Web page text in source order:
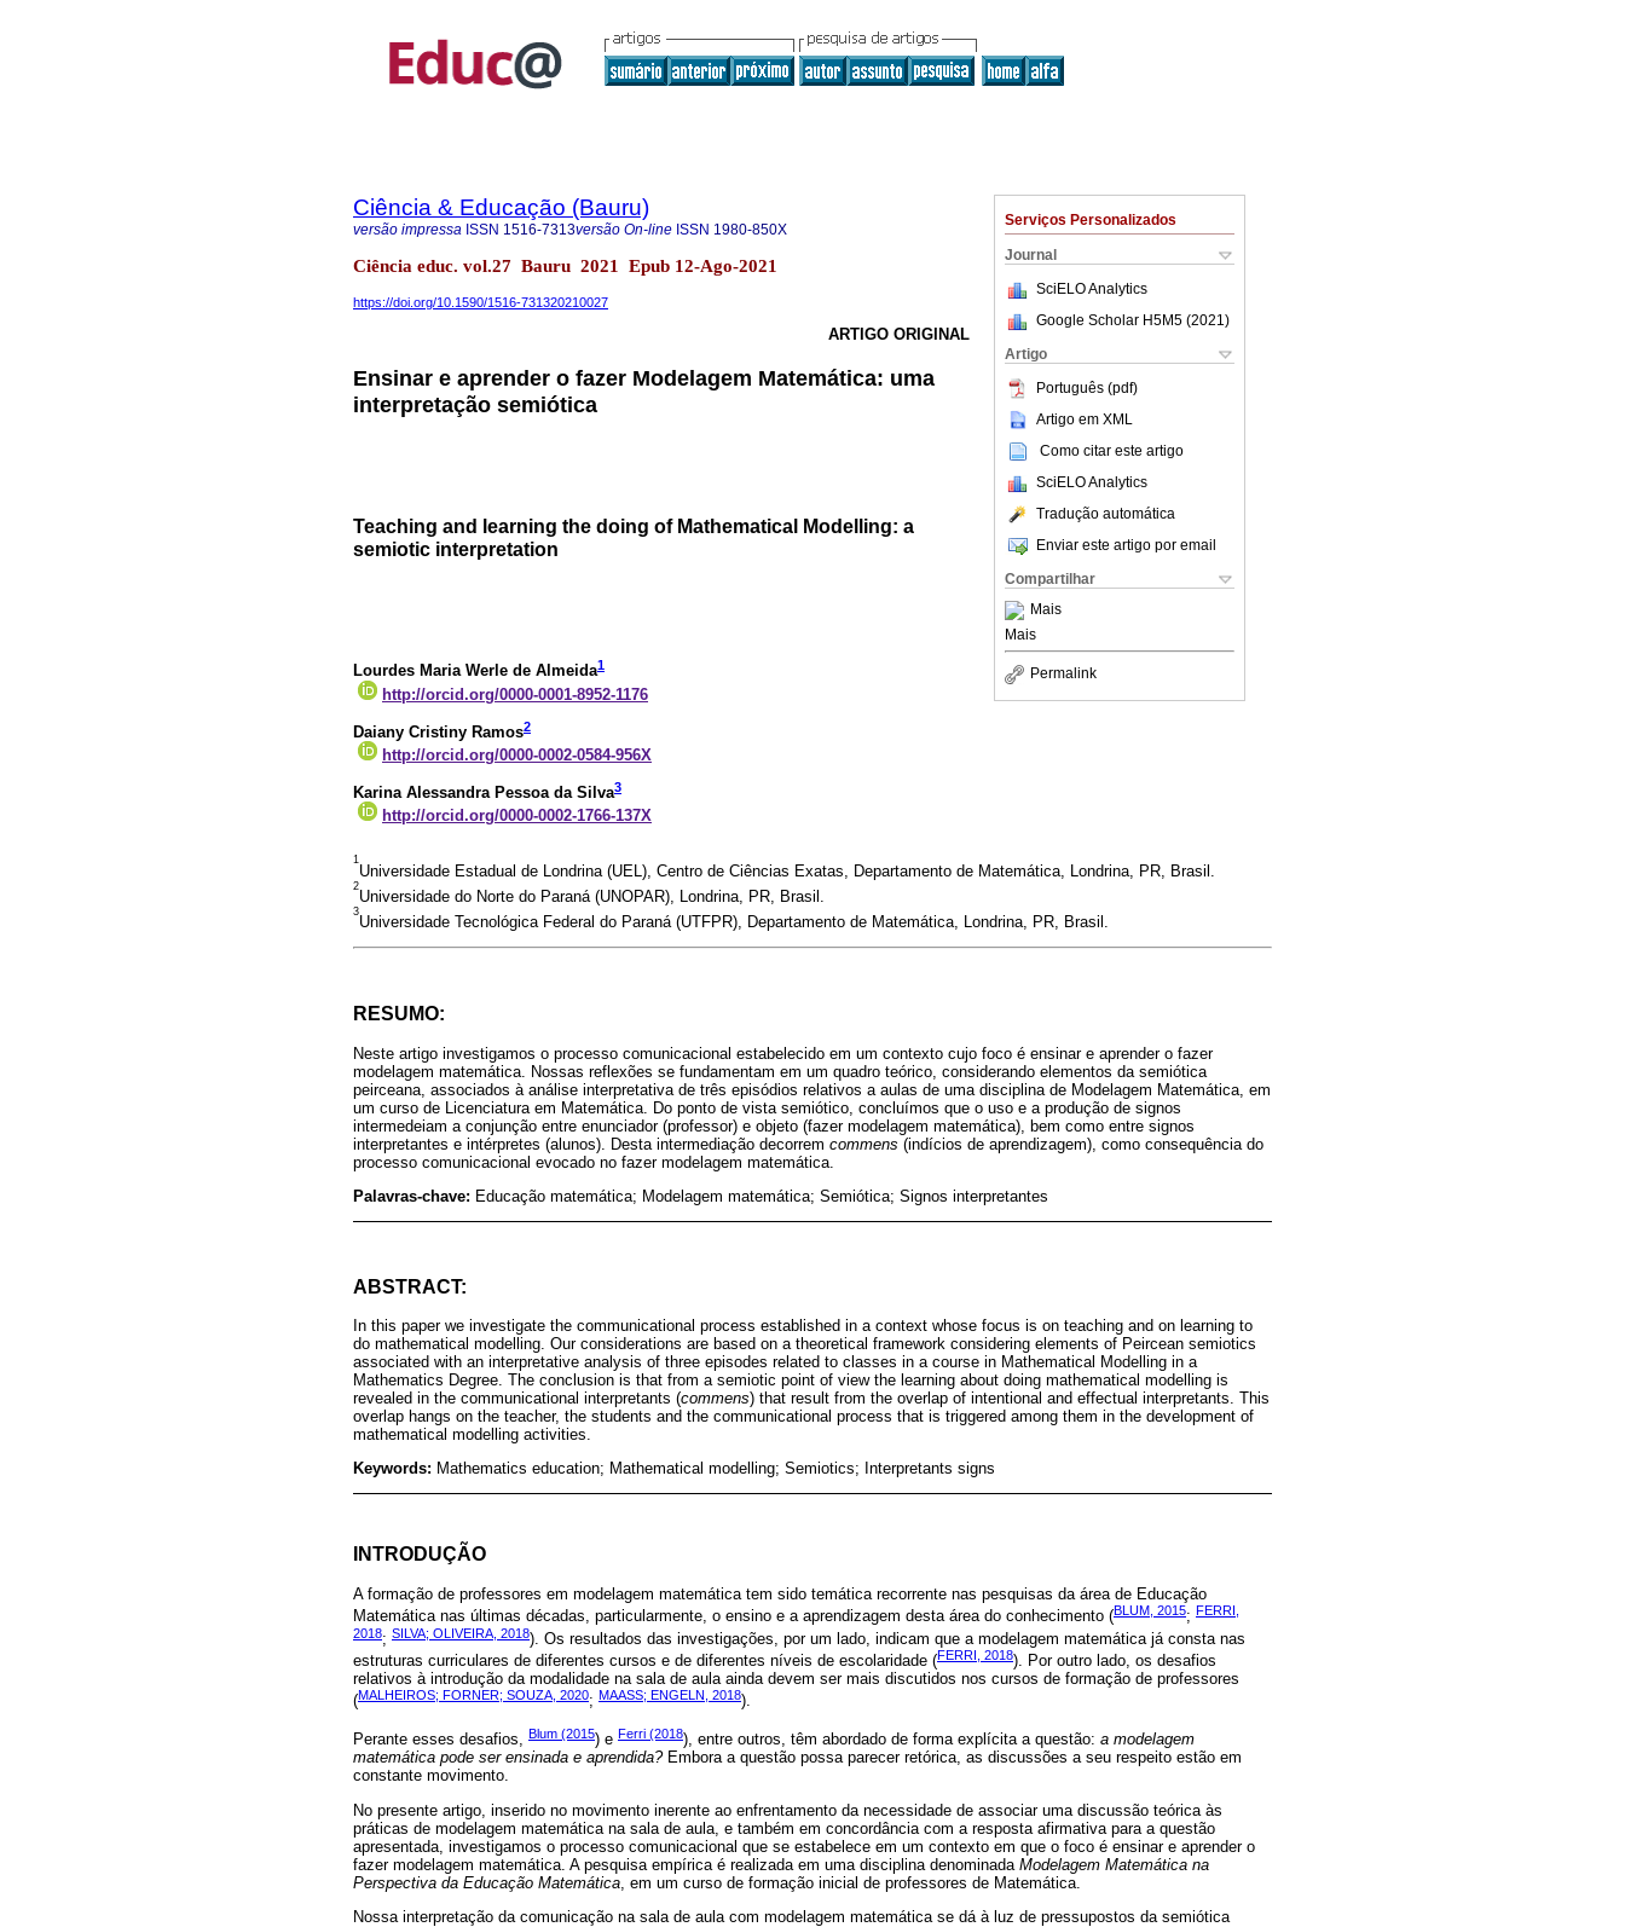
Serviços Personalizados
Journal
SciELO Analytics
Google Scholar H5M5 (2021 )
Artigo
Português (pdf)
Artigo em XML
Como citar este artigo
SciELO Analytics
Tradução automática
Enviar este artigo por email
Compartilhar
Mais
Mais
Permalink
Ciência & Educação (Bauru)
versão impressa ISSN 1516-7313versão On-line ISSN 1980-850X
Ciência educ. vol.27 Bauru 2021 Epub 12-Ago-2021
https://doi.org/10.1590/1516-731320210027
ARTIGO ORIGINAL
Ensinar e aprender o fazer Modelagem Matemática: uma
interpretação semiótica
Teaching and learning the doing of Mathematical Modelling: a
semiotic interpretation
Lourdes Maria Werle de Almeida1
http://orcid.org/0000-0001-8952-1176
Daiany Cristiny Ramos2
http://orcid.org/0000-0002-0584-956X
Karina Alessandra Pessoa da Silva3
http://orcid.org/0000-0002-1766-137X
1
Universidade Estadual de Londrina (UEL), Centro de Ciências Exatas, Departamento de Matemática, Londrina, PR, Brasil.
2
Universidade do Norte do Paraná (UNOPAR), Londrina, PR, Brasil.
3
Universidade Tecnológica Federal do Paraná (UTFPR), Departamento de Matemática, Londrina, PR, Brasil.
RESUMO:
Neste artigo investigamos o processo comunicacional estabelecido em um contexto cujo foco é ensinar e aprender o fazer
modelagem matemática. Nossas reflexões se fundamentam em um quadro teórico, considerando elementos da semiótica
peirceana, associados à análise interpretativa de três episódios relativos a aulas de uma disciplina de Modelagem Matemática, em
um curso de Licenciatura em Matemática. Do ponto de vista semiótico, concluímos que o uso e a produção de signos
intermedeiam a conjunção entre enunciador (professor) e objeto (fazer modelagem matemática), bem como entre signos
interpretantes e intérpretes (alunos). Desta intermediação decorrem commens (indícios de aprendizagem), como consequência do
processo comunicacional evocado no fazer modelagem matemática.
Palavras-chave: Educação matemática; Modelagem matemática; Semiótica; Signos interpretantes
ABSTRACT:
In this paper we investigate the communicational process established in a context whose focus is on teaching and on learning to
do mathematical modelling. Our considerations are based on a theoretical framework considering elements of Peircean semiotics
associated with an interpretative analysis of three episodes related to classes in a course in Mathematical Modelling in a
Mathematics Degree. The conclusion is that from a semiotic point of view the learning about doing mathematical modelling is
revealed in the communicational interpretants (commens) that result from the overlap of intentional and effectual interpretants. This
overlap hangs on the teacher, the students and the communicational process that is triggered among them in the development of
mathematical modelling activities.
Keywords: Mathematics education; Mathematical modelling; Semiotics; Interpretants signs
INTRODUÇÃO
A formação de professores em modelagem matemática tem sido temática recorrente nas pesquisas da área de Educação
Matemática nas últimas décadas, particularmente, o ensino e a aprendizagem desta área do conhecimento (BLUM, 2015; FERRI,
2018; SILVA; OLIVEIRA, 2018). Os resultados das investigações, por um lado, indicam que a modelagem matemática já consta nas
estruturas curriculares de diferentes cursos e de diferentes níveis de escolaridade (FERRI, 2018). Por outro lado, os desafios
relativos à introdução da modalidade na sala de aula ainda devem ser mais discutidos nos cursos de formação de professores
(MALHEIROS; FORNER; SOUZA, 2020; MAASS; ENGELN, 2018).
Perante esses desafios, Blum (2015) e Ferri (2018), entre outros, têm abordado de forma explícita a questão: a modelagem
matemática pode ser ensinada e aprendida?Embora a questão possa parecer retórica, as discussões a seu respeito estão em
constante movimento.
No presente artigo, inserido no movimento inerente ao enfrentamento da necessidade de associar uma discussão teórica às
práticas de modelagem matemática na sala de aula, e também em concordância com a resposta afirmativa para a questão
apresentada, investigamos o processo comunicacional que se estabelece em um contexto em que o foco é ensinar e aprender o
fazer modelagem matemática. A pesquisa empírica é realizada em uma disciplina denominada Modelagem Matemática na
Perspectiva da Educação Matemática , em um curso de formação inicial de professores de Matemática.
Nossa interpretação da comunicação na sala de aula com modelagem matemática se dá à luz de pressupostos da semiótica